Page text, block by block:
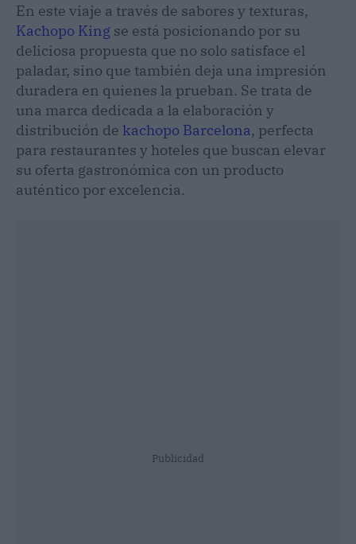
En este viaje a través de sabores y texturas,
Kachopo King se está posicionando por su
deliciosa propuesta que no solo satisface el
paladar, sino que también deja una impresión
duradera en quienes la prueban. Se trata de
una marca dedicada a la elaboración y
distribución de kachopo Barcelona, perfecta
para restaurantes y hoteles que buscan elevar
su oferta gastronómica con un producto
auténtico por excelencia.
Publicidad